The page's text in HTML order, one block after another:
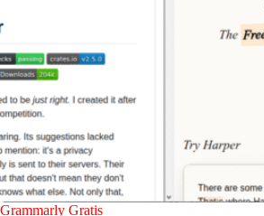
Grammarly Gratis